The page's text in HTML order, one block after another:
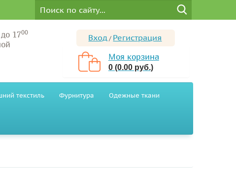
до 1700
Вход / Регистрация
Моя корзина
0 (0.00 руб.)
текстиль Фурнитура Одежные ткани